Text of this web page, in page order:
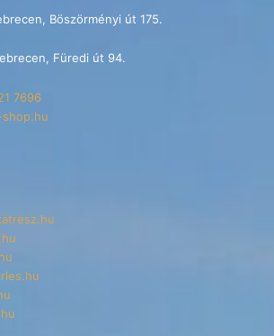
Böszörményi út 175.
Füredi út 94.
7696